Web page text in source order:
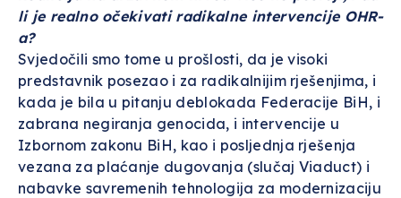
li je realno očekivati radikalne intervencije OHR-
a?
Svjedočili smo tome u prošlosti, da je visoki
predstavnik posezao i za radikalnijim rješenjima, i
kada je bila u pitanju deblokada Federacije BiH, i
zabrana negiranja genocida, i intervencije u
Izbornom zakonu BiH, kao i posljednja rješenja
vezana za plaćanje dugovanja (slučaj Viaduct) i
nabavke savremenih tehnologija za modernizaciju